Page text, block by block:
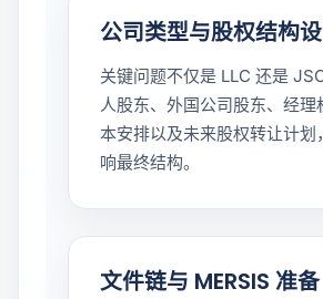
公司类型与股权结构
关键问题不仅是 LLC 还是
人股东、外国公司股东、经理
本安排以及未来股权转让计划
响最终结构。
文件链与 MERSIS 准备